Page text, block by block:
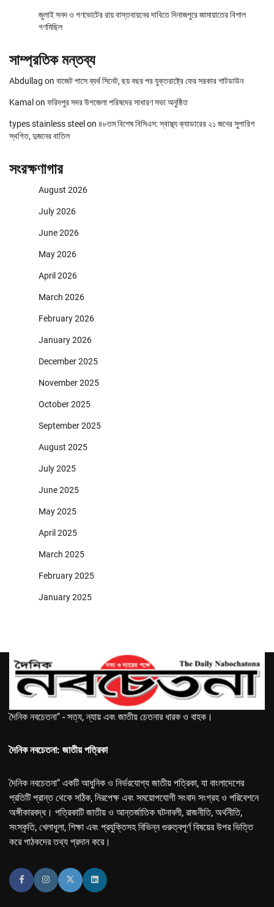
জুলাই সনদ ও গণভোটের রায় বাস্তবায়নের দাবিতে দিনাজপুরে জামায়াতের বিশাল
গণমিছিল
সাম্প্রতিক মন্তব্য
Abdullag on বাজেট পাসে ব্যর্থ সিনেট, ছয় বছর পর যুক্তরাষ্ট্রে ফের সরকার শাটডাউন
Kamal on ফরিদপুর সদর উপজেলা পরিষদের সাধারণ সভা অনুষ্ঠিত
types stainless steel on ৪৮তম বিশেষ বিসিএস: স্বাস্থ্য ক্যাডারের ২১ জনের সুপারিশ
স্থগিত, দুজনের বাতিল
সংরক্ষণাগার
August 2026
July 2026
June 2026
May 2026
April 2026
March 2026
February 2026
January 2026
December 2025
November 2025
October 2025
September 2025
August 2025
July 2025
June 2025
May 2025
April 2025
March 2025
February 2025
January 2025
দৈনিক নবচেতনা" - সত্য, ন্যায় এবং জাতীয় চেতনার ধারক ও বাহক।
দৈনিক নবচেতনা: জাতীয় পত্রিকা
দৈনিক নবচেতনা" একটি আধুনিক ও নির্ভরযোগ্য জাতীয় পত্রিকা, যা বাংলাদেশের
প্রতিটি প্রান্ত থেকে সঠিক, নিরপেক্ষ এবং সময়োপযোগী সংবাদ সংগ্রহ ও পরিবেশনে
অঙ্গীকারবদ্ধ। পত্রিকাটি জাতীয় ও আন্তর্জাতিক ঘটনাবলী, রাজনীতি, অর্থনীতি,
সংস্কৃতি, খেলাধুলা, শিক্ষা এবং প্রযুক্তিসহ বিভিন্ন গুরুত্বপূর্ণ বিষয়ের উপর ভিত্তি
করে পাঠকদের তথ্য প্রদান করে।